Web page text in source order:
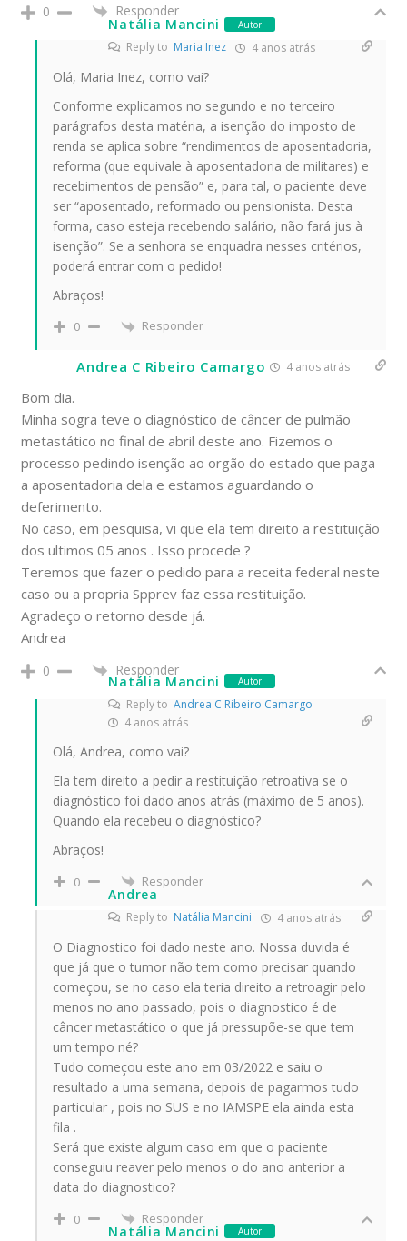
0
Responder
Natália Mancini
Autor
Reply to Maria Inez 4 anos atrás
Olá, Maria Inez, como vai?
Conforme explicamos no segundo e no terceiro
parágrafos desta matéria, a isenção do imposto de
renda se aplica sobre “rendimentos de aposentadoria,
reforma (que equivale à aposentadoria de militares) e
recebimentos de pensão” e, para tal, o paciente deve
ser “aposentado, reformado ou pensionista. Desta
forma, caso esteja recebendo salário, não fará jus à
isenção”. Se a senhora se enquadra nesses critérios,
poderá entrar com o pedido!
Abraços!
0 Responder
Andrea C Ribeiro Camargo 4 anos atrás
Bom dia.
Minha sogra teve o diagnóstico de câncer de pulmão
metastático no final de abril deste ano. Fizemos o
processo pedindo isenção ao orgão do estado que paga
a aposentadoria dela e estamos aguardando o
deferimento.
No caso, em pesquisa, vi que ela tem direito a restituição
dos ultimos 05 anos . Isso procede ?
Teremos que fazer o pedido para a receita federal neste
caso ou a propria Spprev faz essa restituição.
Agradeço o retorno desde já.
Andrea
0 Responder
Natália Mancini Autor
Reply toAndrea C Ribeiro Camargo
4 anos atrás
Olá, Andrea, como vai?
Ela tem direito a pedir a restituição retroativa se o
diagnóstico foi dado anos atrás (máximo de 5 anos).
Quando ela recebeu o diagnóstico?
Abraços!
0 Responder
Andrea
Reply to Natália Mancini 4 anos atrás
O Diagnostico foi dado neste ano. Nossa duvida é
que já que o tumor não tem como precisar quando
começou, se no caso ela teria direito a retroagir pelo
menos no ano passado, pois o diagnostico é de
câncer metastático o que já pressupõe-se que tem
um tempo né?
Tudo começou este ano em 03/2022 e saiu o
resultado a uma semana, depois de pagarmos tudo
particular , pois no SUS e no IAMSPE ela ainda esta
fila .
Será que existe algum caso em que o paciente
conseguiu reaver pelo menos o do ano anterior a
data do diagnostico?
0 Responder
Natália Mancini Autor